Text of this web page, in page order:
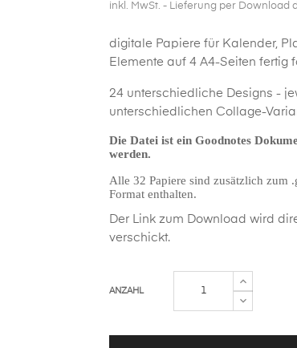
inkl. MwSt. - Lieferung per Download
digitale Papiere für Kalender,
Elemente auf 4 A4-Seiten fertig
24 unterschiedliche Designs -
unterschiedlichen Collage-
Die Datei ist ein Goodnotes
werden.
Alle 32 Papiere sind zusätzlich zum
Format enthalten.
Der Link zum Download wird
verschickt.
ANZAHL